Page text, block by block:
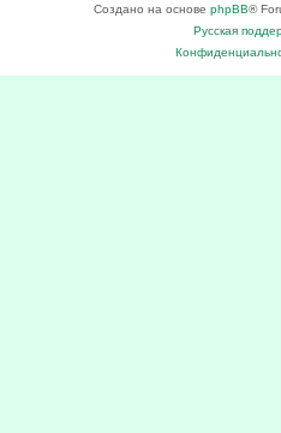
Создано на основе phpBB®
Русская